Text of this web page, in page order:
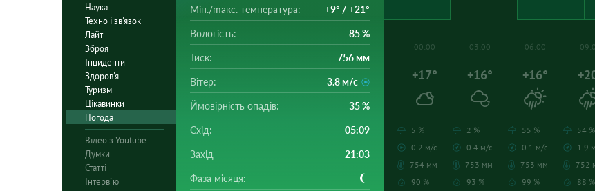
Наука
Техно і зв'язок
Лайт
Зброя
Інциденти
Здоров'я
Туризм
Цікавинки
Погода
Відео з Youtube
Думки
Статті
Інтерв`ю
Мін./mакс. температура: +9° / +21°
Вологість: 85 %
Тиск: 756 мм
Вітер: 3.8 м/с
Ймовірність опадів: 35 %
Схід: 05:09
Захід 21:03
Фаза місяця:
00:00
+17°
5 %
0.2 м/с
754 мм
90 %
03:00
+16°
2 %
0.4 м/с
753 мм
93 %
06:00
+16°
55 %
0.1 м/с
753 мм
99 %
54 %
1.9
752
88 %